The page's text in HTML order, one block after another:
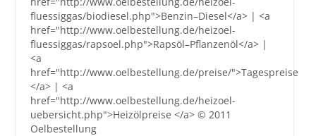
fluessiggas/biodiesel.php">Benzin–Diesel</a> | <a
href="http://www.oelbestellung.de/heizoel-
fluessiggas/rapsoel.php">Rapsöl–Pflanzenöl</a> |
<a
href="http://www.oelbestellung.de/preise/">Tagespreise
</a> | <a
href="http://www.oelbestellung.de/heizoel-
uebersicht.php">Heizölpreise </a> © 2011
Oelbestellung